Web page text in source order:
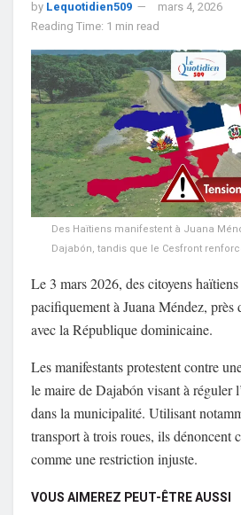
by Lequotidien509
mars 4, 2026
Reading Time: 1 min read
Des Haïtiens manifestent à Juana
Dajabón, tandis que le Cesfront
Le 3 mars 2026, des citoyens
pacifiquement à Juana Méndez, près
avec la République dominicaine.
Les manifestants protestent contre
le maire deDajabón visant à réguler
dans la municipalité. Utilisant
transport à trois roues, ils dénoncent
comme une restriction injuste.
VOUS AIMEREZ PEUT-ÊTRE AUSSI